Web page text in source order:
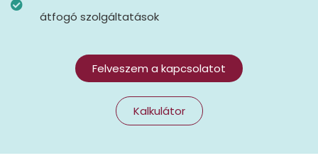
átfogó szolgáltatások
Felveszem a kapcsolatot
Kalkulátor